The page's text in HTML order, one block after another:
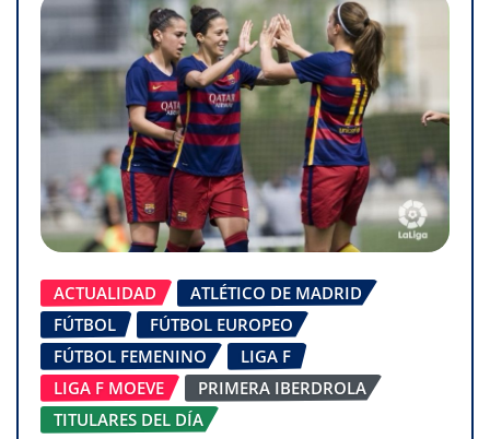
ACTUALIDAD
ATLÉTICO DE MADRID
FÚTBOL
FÚTBOL EUROPEO
FÚTBOL FEMENINO
LIGA F
LIGA F MOEVE
PRIMERA IBERDROLA
TITULARES DEL DÍA